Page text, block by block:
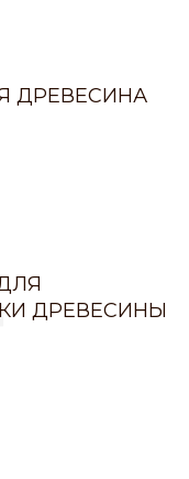
ДРЕВЕСИНА
ДРЕВЕСИНЫ